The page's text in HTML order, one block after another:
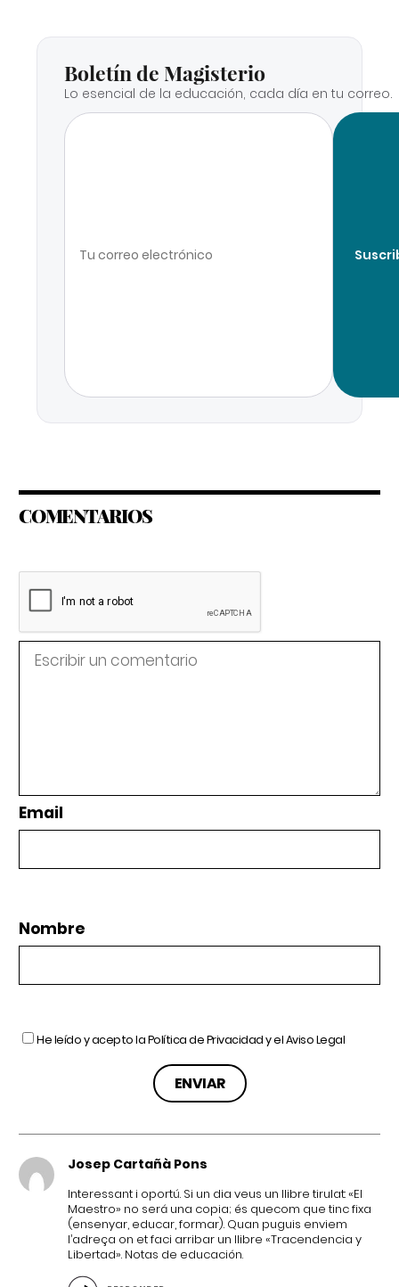
Boletín de Magisterio
Lo esencial de la educación, cada día en tu correo.
COMENTARIOS
Email
Nombre
He leído y acepto laPolítica de Privacidady elAviso Legal
Josep Cartañà Pons
Interessant i oportú. Si un dia veus un llibre tirulat: «El
Maestro» no será una copia; és quecom que tinc fixa
(ensenyar, educar, formar). Quan puguis enviem
l’adreça on et faci arribar un llibre «Tracendencia y
Libertad». Notas de educación.